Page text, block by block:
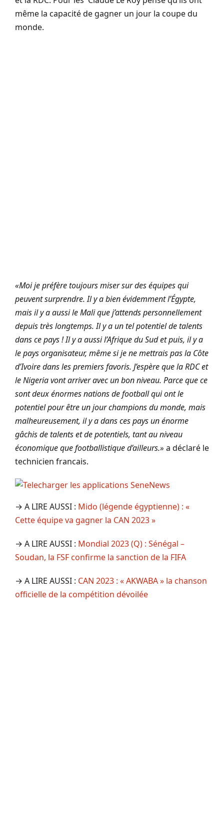
même la capacité de gagner un jour la coupe du
monde.
«Moi je préfère toujours miser sur des équipes qui
peuvent surprendre. Il y a bien évidemment l’Égypte,
mais il y a aussi le Mali que j’attends personnellement
depuis très longtemps. Il y a un tel potentiel de talents
dans ce pays ! Il y a aussi l’Afrique du Sud et puis, il y a
le pays organisateur, même si je ne mettrais pas la Côte
d’Ivoire dans les premiers favoris. J’espère que la RDC et
le Nigeria vont arriver avec un bon niveau. Parce que ce
sont deux énormes nations de football qui ont le
potentiel pour être un jour champions du monde, mais
malheureusement, il y a dans ces pays un énorme
gâchis de talents et de potentiels, tant au niveau
économique que footballistique d’ailleurs.» a déclaré le
technicien francais.
→ A LIRE AUSSI : Mido (légende égyptienne) : «
Cette équipe va gagner la CAN 2023 »
→ A LIRE AUSSI : Mondial 2023 (Q) : Sénégal –
Soudan, la FSF confirme la sanction de la FIFA
→ A LIRE AUSSI : CAN 2023 : « AKWABA » la chanson
officielle de la compétition dévoilée